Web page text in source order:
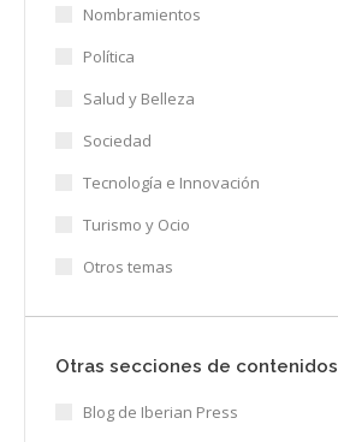
Nombramientos
Política
Salud y Belleza
Sociedad
Tecnología e Innovación
Turismo y Ocio
Otros temas
Otras secciones de contenidos
Blog de Iberian Press